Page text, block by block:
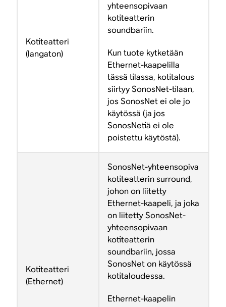
Kotiteatteri
(langaton)
yhteensopivaan
kotiteatterin
soundbariin.
Kun tuote kytketään
Ethernet-kaapelilla
tässä tilassa, kotitalous
siirtyy SonosNet-tilaan,
jos SonosNet ei ole jo
käytössä (ja jos
SonosNetiä ei ole
poistettu käytöstä).
Kotiteatteri
(Ethernet)
SonosNet-yhteensopiva
kotiteatterin surround,
johon on liitetty
Ethernet-kaapeli, ja joka
on liitetty SonosNet-
yhteensopivaan
kotiteatterin
soundbariin, jossa
SonosNet on käytössä
kotitaloudessa.
Ethernet-kaapelin